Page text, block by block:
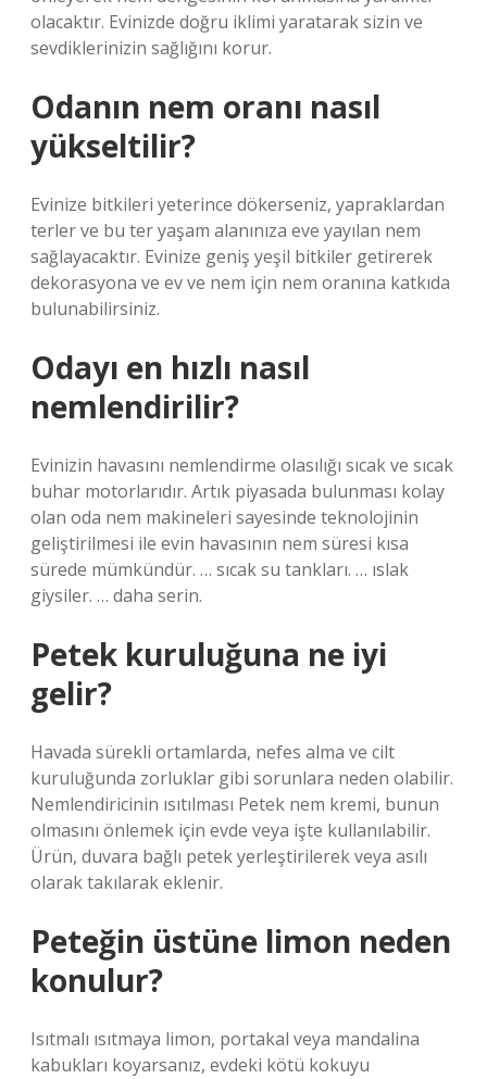
olacaktır. Evinizde doğru iklimi yaratarak sizin ve
sevdiklerinizin sağlığını korur.
Odanın nem oranı nasıl
yükseltilir?
Evinize bitkileri yeterince dökerseniz, yapraklardan
terler ve bu ter yaşam alanınıza eve yayılan nem
sağlayacaktır. Evinize geniş yeşil bitkiler getirerek
dekorasyona ve ev ve nem için nem oranına katkıda
bulunabilirsiniz.
Odayı en hızlı nasıl
nemlendirilir?
Evinizin havasını nemlendirme olasılığı sıcak ve sıcak
buhar motorlarıdır. Artık piyasada bulunması kolay
olan oda nem makineleri sayesinde teknolojinin
geliştirilmesi ile evin havasının nem süresi kısa
sürede mümkündür. … sıcak su tankları. … ıslak
giysiler. … daha serin.
Petek kuruluğuna ne iyi
gelir?
Havada sürekli ortamlarda, nefes alma ve cilt
kuruluğunda zorluklar gibi sorunlara neden olabilir.
Nemlendiricinin ısıtılması Petek nem kremi, bunun
olmasını önlemek için evde veya işte kullanılabilir.
Ürün, duvara bağlı petek yerleştirilerek veya asılı
olarak takılarak eklenir.
Peteğin üstüne limon neden
konulur?
Isıtmalı ısıtmaya limon, portakal veya mandalina
kabukları koyarsanız, evdeki kötü kokuyu